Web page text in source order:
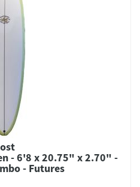
- 6'8 x 20.75" x 2.70" -
- Futures